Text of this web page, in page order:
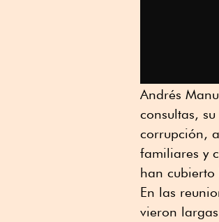
Andrés
consultas,
corrupción,
familiares y
han
En las
vieron